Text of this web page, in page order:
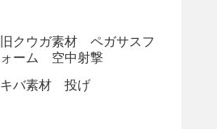
旧クウガ素材 ペガサスフ
ォーム 空中射撃
キバ素材 投げ